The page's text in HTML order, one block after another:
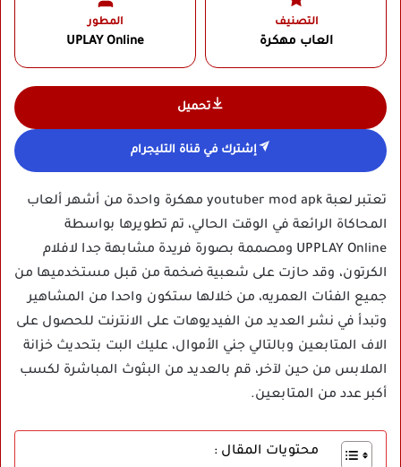
التصنيف
العاب مهكرة
المطور
UPLAY Online‏
تحميل
إشترك في قناة التليجرام
تعتبر لعبة youtuber mod apk مهكرة واحدة من أشهر ألعاب
المحاكاة الرائعة في الوقت الحالي، تم تطويرها بواسطة
UPPLAY Online ومصممة بصورة فريدة مشابهة جدا لافلام
الكرتون، وقد حازت على شعبية ضخمة من قبل مستخدميها من
جميع الفئات العمريه، من خلالها ستكون واحدا من المشاهير
وتبدأ في نشر العديد من الفيديوهات على الانترنت للحصول على
الاف المتابعين وبالتالي جني الأموال، عليك البت بتحديث خزانة
الملابس من حين لآخر، قم بالعديد من البثوث المباشرة لكسب
أكبر عدد من المتابعين.
محتويات المقال :